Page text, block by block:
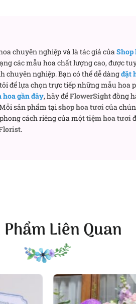
Giỏ hoa tươi Impression giá rẻ
chuyên nghiệp và là tác giả củaShop
các mẫu hoa chất lượng cao, được
chuyên nghiệp. Bạn có thể dễ dàngđặt
để lựa chọn trực tiếp những mẫu hoa
hoa gần đây, hãy đểFlowerSightđồng
sản phẩm tạishop hoa tươicủa
cách riêng của mộttiệm hoa tươi
.
Phẩm Liên Quan